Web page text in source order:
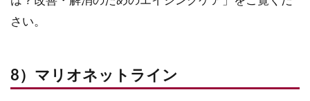
さい。
8）マリオネットライン